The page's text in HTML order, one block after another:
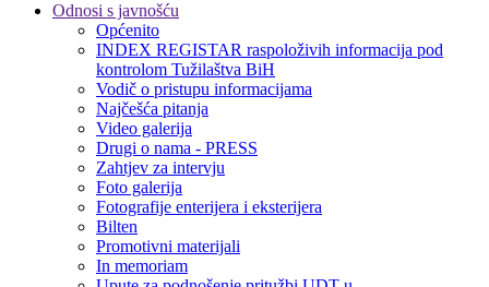
Odnosi s javnošću
Općenito
INDEX REGISTAR raspoloživih informacija pod
kontrolom Tužilaštva BiH
Vodič o pristupu informacijama
Najčešća pitanja
Video galerija
Drugi o nama - PRESS
Zahtjev za intervju
Foto galerija
Fotografije enterijera i eksterijera
Bilten
Promotivni materijali
In memoriam